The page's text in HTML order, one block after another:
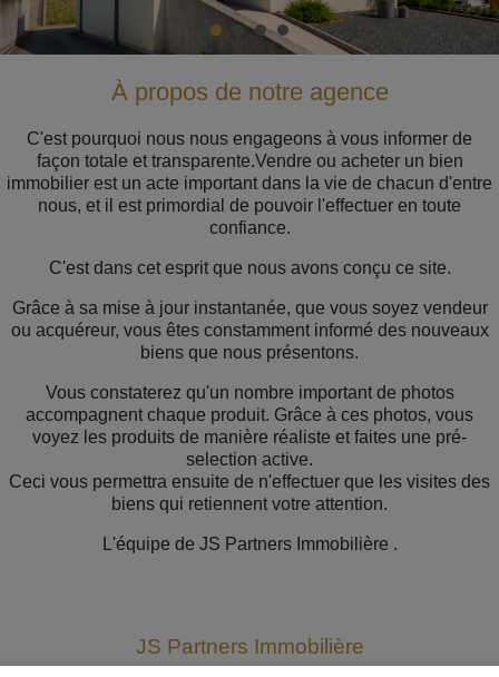
À propos de notre agence
C'est pourquoi nous nous engageons à vous informer de
façon totale et transparente.Vendre ou acheter un bien
immobilier est un acte important dans la vie de chacun d'entre
nous, et il est primordial de pouvoir l'effectuer en toute
confiance.
C'est dans cet esprit que nous avons conçu ce site.
Grâce à sa mise à jour instantanée, que vous soyez vendeur
ou acquéreur, vous êtes constamment informé des nouveaux
biens que nous présentons.
Vous constaterez qu'un nombre important de photos
accompagnent chaque produit. Grâce à ces photos, vous
voyez les produits de manière réaliste et faites une pré-
selection active.
Ceci vous permettra ensuite de n'effectuer que les visites des
biens qui retiennent votre attention.
L'équipe de JS Partners Immobilière .
JS Partners Immobilière